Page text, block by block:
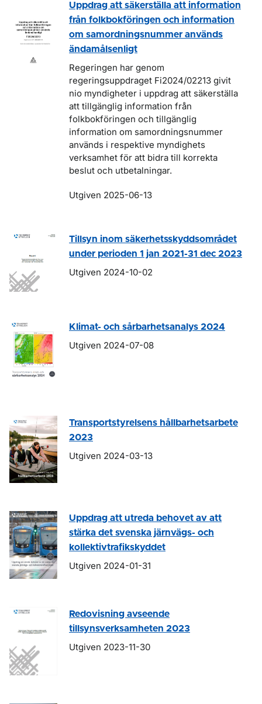
Uppdrag att säkerställa att information
från folkbokföringen och information
om samordningsnummer används
ändamålsenligt
Regeringen har genom
regeringsuppdraget Fi2024/02213 givit
nio myndigheter i uppdrag att säkerställa
att tillgänglig information från
folkbokföringen och tillgänglig
information om samordningsnummer
används i respektive myndighets
verksamhet för att bidra till korrekta
beslut och utbetalningar.
Utgiven 2025-06-13
Tillsyn inom säkerhetsskyddsområdet
under perioden 1 jan 2021-31 dec 2023
Utgiven 2024-10-02
Klimat- och sårbarhetsanalys 2024
Utgiven 2024-07-08
Transportstyrelsens hållbarhetsarbete
2023
Utgiven 2024-03-13
Uppdrag att utreda behovet av att
stärka det svenska järnvägs- och
kollektivtrafikskyddet
Utgiven 2024-01-31
Redovisning avseende
tillsynsverksamheten 2023
Utgiven 2023-11-30